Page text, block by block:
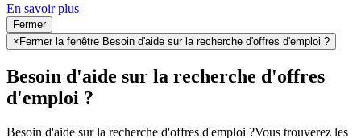
En savoir plus
Fermer
× Fermer la fenêtre Besoin d'aide sur la recherche d'offres d'emploi ?
Besoin d'aide sur la recherche d'offres
d'emploi ?
Besoin d'aide sur la recherche d'offres d'emploi ?Vous trouverez les